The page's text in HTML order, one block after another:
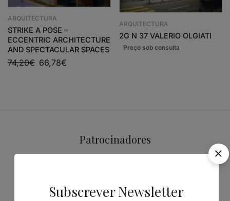
ARQUITECTURA
STRIKE A POSE –
ECCENTRIC ARCHITECTURE
AND SPECTACULAR SPACES
74,20€ 66,78€
ARQUITECTURA
2G N 37 VALERIO OLGIATI
Patrocinadores
Subscrever Newsletter